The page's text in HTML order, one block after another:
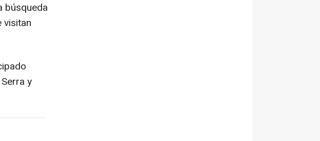
búsqueda
visitan
y